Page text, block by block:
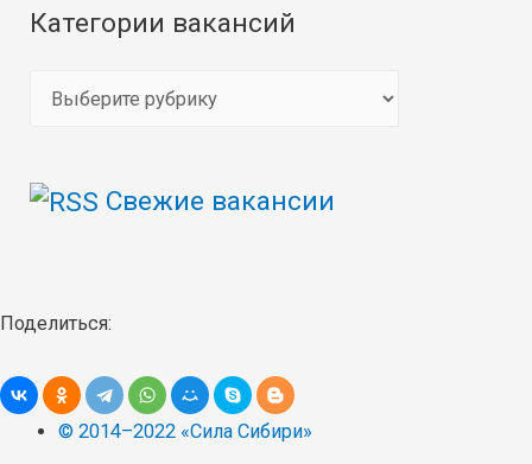
Категории вакансий
е
р
и
в
Свежие вакансии
Поделиться:
© 2014–2022 «Сила Сибири»